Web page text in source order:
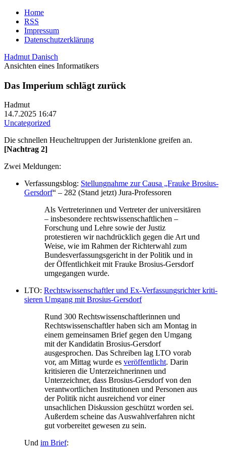
Home
RSS
Impressum
Datenschutzerklärung
Hadmut Danisch
Ansichten eines Informatikers
Das Imperium schlägt zurück
Hadmut
14.7.2025 16:47
Uncategorized
Die schnellen Heucheltruppen der Juristenklone greifen an.
[Nachtrag 2]
Zwei Meldungen:
Verfassungsblog: Stellungnahme zur Causa „Frauke Brosius-
Gersdorf“ – 282 (Stand jetzt) Jura-Professoren
Als Vertreterinnen und Vertreter der universitären
– insbesondere rechtswissenschaftlichen –
Forschung und Lehre sowie der Justiz
protestieren wir nachdrücklich gegen die Art und
Weise, wie im Rahmen der Richterwahl zum
Bundesverfassungsgericht in der Politik und in
der Öffentlichkeit mit Frauke Brosius-Gersdorf
umgegangen wurde.
LTO: Rechts­wis­sen­schaftler und Ex-Ver­fas­sungs­richter kri­ti­
sieren Umgang mit Bro­sius-Gers­dorf
Rund 300 Rechtswissenschaftlerinnen und
Rechtswissenschaftler haben sich am Montag in
einem gemeinsamen Brief gegen den Umgang
mit der Kandidatin Brosius-Gersdorf
ausgesprochen. Das Schreiben lag LTO vorab
vor, am Mittag wurde es veröffentlicht. Darin
kritisieren die Unterzeichnerinnen und
Unterzeichner, dass Brosius-Gersdorf von den
verantwortlichen Institutionen und Personen aus
der Politik nicht ausreichend vor einer
unsachlichen Diskussion geschützt worden sei.
Außerdem scheine das Auswahlverfahren nicht
gut vorbereitet gewesen zu sein.
Und im Brief: